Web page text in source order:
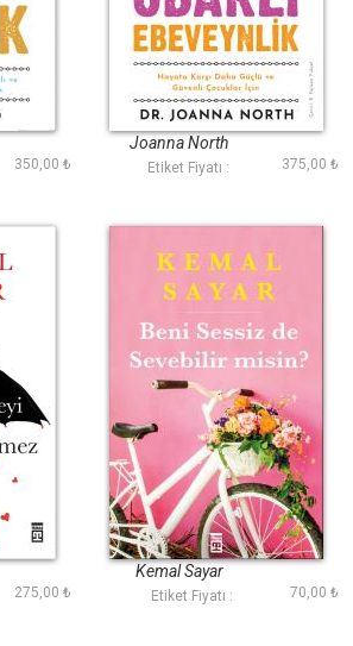
350,00 ₺
Zihin Odaklı
Ebeveynlik
Joanna North
Etiket Fiyatı : 375,00 ₺
275,00 ₺
Beni Sessiz de
Sevebilir misin?
Kemal Sayar
Etiket Fiyatı : 70,00 ₺